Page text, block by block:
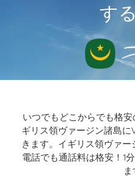
す
いつでもどこからでも格
ギリス領ヴァージン諸島
きます。 イギリス領ヴァー
電話でも通話料は格安！1
ま